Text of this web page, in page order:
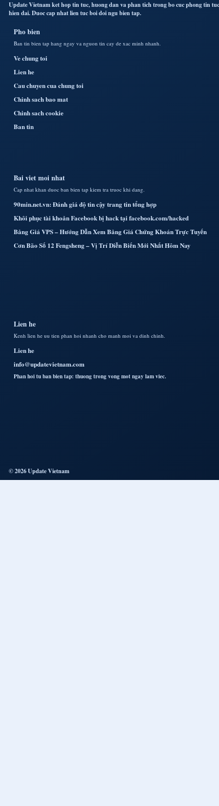
Update Vietnam ket hop tin tuc, huong dan va phan tich trong bo cuc phong tin tuc
hien dai. Duoc cap nhat lien tuc boi doi ngu bien tap.
Pho bien
Ban tin bien tap hang ngay va nguon tin cay de xac minh nhanh.
Ve chung toi
Lien he
Cau chuyen cua chung toi
Chinh sach bao mat
Chinh sach cookie
Ban tin
Bai viet moi nhat
Cap nhat khan duoc ban bien tap kiem tra truoc khi dang.
90min.net.vn: Đánh giá độ tin cậy trang tin tổng hợp
Khôi phục tài khoản Facebook bị hack tại facebook.com/hacked
Bảng Giá VPS – Hướng Dẫn Xem Bảng Giá Chứng Khoán Trực Tuyến
Cơn Bão Số 12 Fengsheng – Vị Trí Diễn Biến Mới Nhất Hôm Nay
Lien he
Kenh lien he uu tien phan hoi nhanh cho manh moi va dinh chinh.
Lien he
info@updatevietnam.com
Phan hoi tu ban bien tap: thuong trong vong mot ngay lam viec.
© 2026 Update Vietnam